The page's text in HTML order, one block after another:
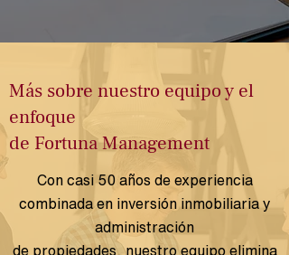
Más sobre nuestro equipo y el
enfoque
de Fortuna Management
Con casi 50 años de experiencia
combinada en inversión inmobiliaria y
administración
de propiedades, nuestro equipo elimina